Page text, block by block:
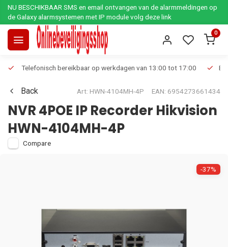
NU BESCHIKBAAR SMS en email ontvangen van de alarmmeldingen op
de Galaxy alarmsystemen met IP module volg deze link
0
Telefonisch bereikbaar op werkdagen van 13:00 tot 17:00
Back Art: HWN-4104MH-4P EAN: 6954273661434
NVR 4POE IP Recorder Hikvision
HWN-4104MH-4P
Compare
-37%